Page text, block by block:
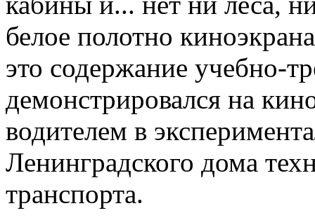
белое полотно
это содержание учебно-
демонстрировался на
водителем в
Ленинградского дома
транспорта.